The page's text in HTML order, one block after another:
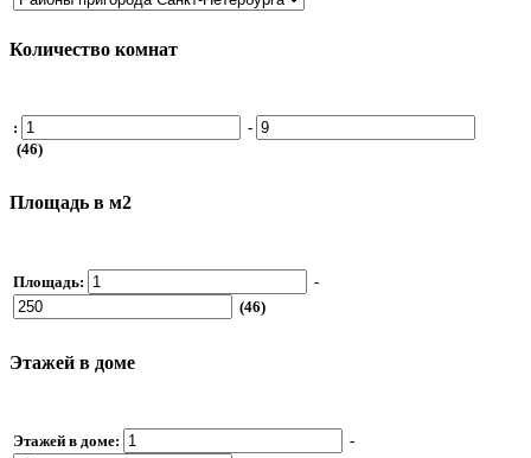
Количество комнат
:
-
(46)
Площадь в м2
Площадь:
-
(46)
Этажей в доме
Этажей в доме:
-